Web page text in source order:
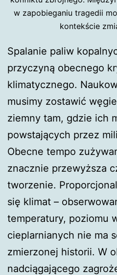
w zapobieganiu tragedii
kontekście
Spalanie paliw
przyczyną obecnego
klimatycznego.
musimy zostawić
ziemny tam, gdzie ich
powstających przez
Obecne tempo
znacznie przewyższa
tworzenie.
się klimat –
temperatury, poziomu
cieplarnianych nie ma
zmierzonej historii. W
nadciągającego